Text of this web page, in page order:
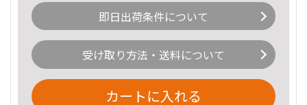
即日出荷条件について
受け取り方法・送料について
カートに入れる